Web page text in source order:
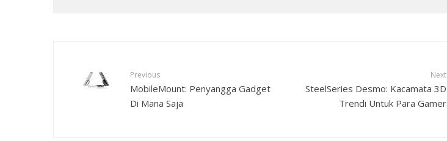
Previous
MobileMount: Penyangga Gadget
Di Mana Saja
Next
SteelSeries Desmo: Kacamata 3D
Trendi Untuk Para Gamer